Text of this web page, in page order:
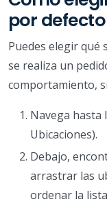
por defecto
Puedes elegir qué
se realiza un
comportamiento,
Navega hasta
Ubicaciones).
Debajo,
arrastrar las
ordenar la